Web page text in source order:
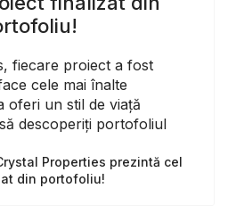
fiecare proiect a fost
cele mai înalte
oferi un stil de viață
descoperiți portofoliul
Properties prezintă cel
din portofoliu!